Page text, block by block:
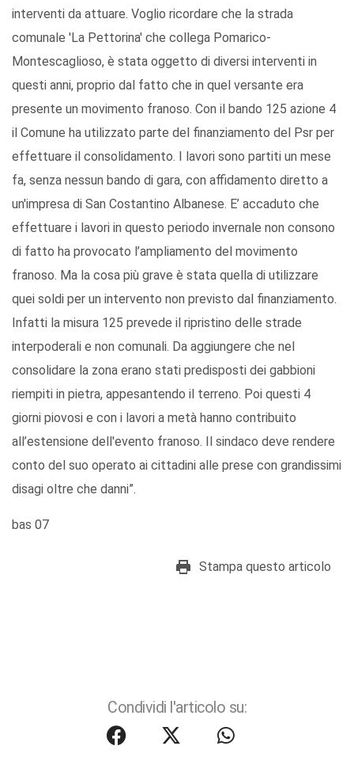
interventi da attuare. Voglio ricordare che la strada
comunale 'La Pettorina' che collega Pomarico-
Montescaglioso, è stata oggetto di diversi interventi in
questi anni, proprio dal fatto che in quel versante era
presente un movimento franoso. Con il bando 125 azione 4
il Comune ha utilizzato parte del finanziamento del Psr per
effettuare il consolidamento. I lavori sono partiti un mese
fa, senza nessun bando di gara, con affidamento diretto a
un'impresa di San Costantino Albanese. E’ accaduto che
effettuare i lavori in questo periodo invernale non consono
di fatto ha provocato l’ampliamento del movimento
franoso. Ma la cosa più grave è stata quella di utilizzare
quei soldi per un intervento non previsto dal finanziamento.
Infatti la misura 125 prevede il ripristino delle strade
interpoderali e non comunali. Da aggiungere che nel
consolidare la zona erano stati predisposti dei gabbioni
riempiti in pietra, appesantendo il terreno. Poi questi 4
giorni piovosi e con i lavori a metà hanno contribuito
all’estensione dell'evento franoso. Il sindaco deve rendere
conto del suo operato ai cittadini alle prese con grandissimi
disagi oltre che danni”.
bas 07
Stampa questo articolo
Condividi l'articolo su: